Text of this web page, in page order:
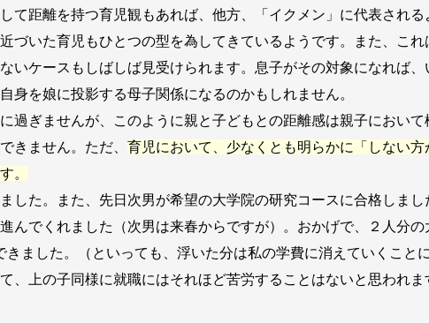
距離を持つ育児観もあれば、他方、「イクメン」に代表され
づいた育児もひとつの型を為してきているようです。また、こ
いケースもしばしば見受けられます。息子がその対象になれば
身を娘に投影する母子関係になるのかもしれません。
ぎませんが、このように親と子どもとの距離感は親子におい
きません。ただ、 育児において、少なくとも明らかに「しない方
。
た。また、先日次男が希望の大学院の研究コースに合格しまし
んでくれました（次男は来春からですが）。おかげで、２人分の
ました。（といっても、浮いた分は私の学費に消えていくこと
、上の子同様に就職にはそれほど苦労することはないと思われま